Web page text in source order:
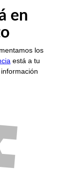
en
los
está a tu